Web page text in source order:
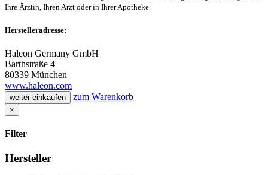
Ihre Ärztin, Ihren Arzt oder in Ihrer Apotheke.
Herstelleradresse:
Haleon Germany GmbH
Barthstraße 4
80339 München
www.haleon.com
weiter einkaufen zum Warenkorb
×
Filter
Hersteller